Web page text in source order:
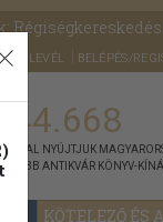
HÍRLEVÉL BELÉPÉS/
KÖTELEZŐ ÉS
NYÚJTJUK
ANTIKVÁR KÖNYV-